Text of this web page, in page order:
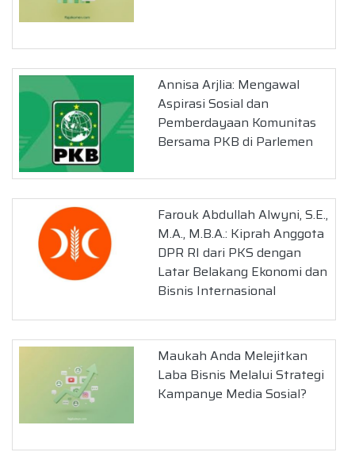
Annisa Arjlia: Mengawal
Aspirasi Sosial dan
Pemberdayaan Komunitas
Bersama PKB di Parlemen
Farouk Abdullah Alwyni, S.E.,
M.A., M.B.A.: Kiprah Anggota
DPR RI dari PKS dengan
Latar Belakang Ekonomi dan
Bisnis Internasional
Maukah Anda Melejitkan
Laba Bisnis Melalui Strategi
Kampanye Media Sosial?